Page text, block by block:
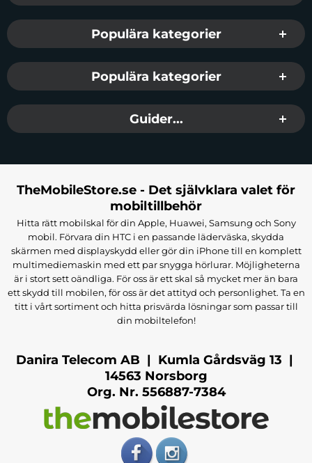
Populära kategorier
Populära kategorier
Guider...
TheMobileStore.se - Det självklara valet för
mobiltillbehör
Hitta rätt mobilskal för din Apple, Huawei, Samsung och Sony
mobil. Förvara din HTC i en passande läderväska, skydda
skärmen med displayskydd eller gör din iPhone till en komplett
multimediemaskin med ett par snygga hörlurar. Möjligheterna
är i stort sett oändliga. För oss är ett skal så mycket mer än bara
ett skydd till mobilen, för oss är det attityd och personlighet. Ta en
titt i vårt sortiment och hitta prisvärda lösningar som passar till
din mobiltelefon!
Danira Telecom AB | Kumla Gårdsväg 13 |
14563 Norsborg
Org. Nr. 556887-7384